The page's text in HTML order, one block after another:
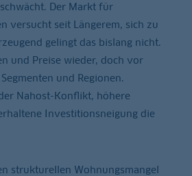
Der Markt für
versucht seit Längerem, sich zu
gelingt das bislang nicht.
und Preise wieder, doch vor
und Regionen.
Nahost-Konflikt, höhere
Investitionsneigung die
strukturellen Wohnungsmangel